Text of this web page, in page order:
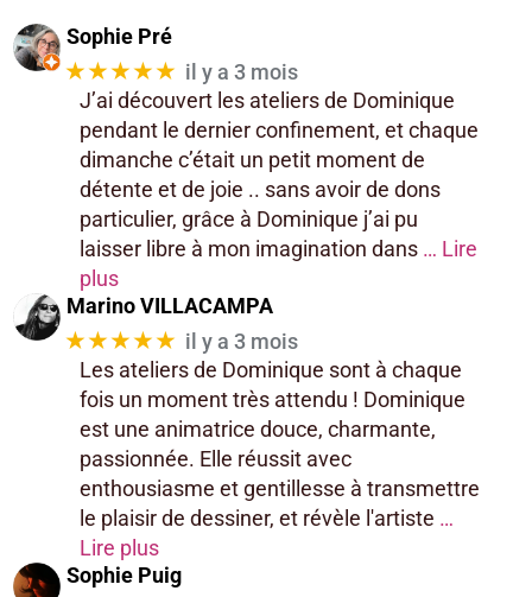
Sophie Pré
★★★★★ il y a 3 mois
J’ai découvert les ateliers de Dominique
pendant le dernier confinement, et chaque
dimanche c’était un petit moment de
détente et de joie .. sans avoir de dons
particulier, grâce à Dominique j’ai pu
laisser libre à mon imagination dans … Lire
plus
Marino VILLACAMPA
★★★★★ il y a 3 mois
Les ateliers de Dominique sont à chaque
fois un moment très attendu ! Dominique
est une animatrice douce, charmante,
passionnée. Elle réussit avec
enthousiasme et gentillesse à transmettre
le plaisir de dessiner, et révèle l'artiste …
Lire plus
Sophie Puig